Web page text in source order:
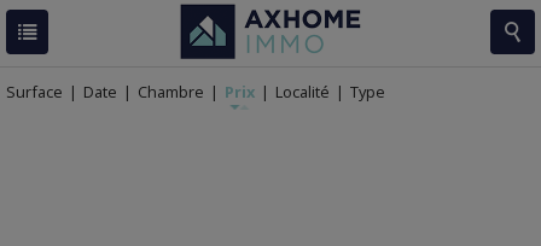
RESULTATS
Surface | Date | Chambre | Prix | Localité | Type